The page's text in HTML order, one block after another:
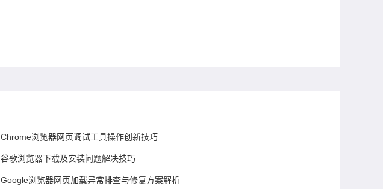
Chrome浏览器网页调试工具操作创新技巧
谷歌浏览器下载及安装问题解决技巧
Google浏览器网页加载异常排查与修复方案解析